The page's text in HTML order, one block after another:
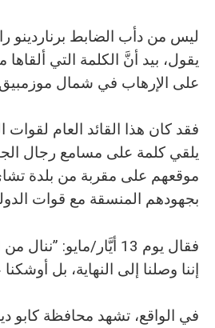
ليس من دأب الضابط برناردينو
يقول، بيد أنَّ الكلمة التي
على الإرهاب في شمال
فقد كان هذا القائد العام لقوات
يلقي كلمة على مسامع رجال
موقعهم على مقربة من بلدة
بجهودهم المنسقة مع قوات
فقال يوم 13 أيَّار/مايو:
إننا وصلنا إلى النهاية، بل أوشكنا
في الواقع، تشهد محافظة كابو